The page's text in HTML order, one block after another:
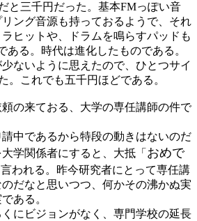
と三千円だった。基本FMっぽい音
ング音源も持っておるようで、それ
ヒットや、ドラムを鳴らすパッドも
ある。時代は進化したものである。
ないように思えたので、ひとつサイ
。これでも五千円ほどである。
の来ておる、大学の専任講師の件で
中であるから特段の動きはないのだ
学関係者にすると、大抵「 おめで
言われる。昨今研究者にとって専任講
だなと思いつつ、何かその沸かぬ実
ある。
にビジョンがなく、専門学校の延長